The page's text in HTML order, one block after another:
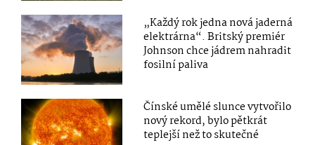
„Každý rok jedna nová jaderná
elektrárna“. Britský premiér
Johnson chce jádrem nahradit
fosilní paliva
Čínské umělé slunce vytvořilo
nový rekord, bylo pětkrát
teplejší než to skutečné